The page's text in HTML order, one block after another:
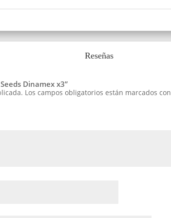
Reseñas
Dinamex x3”
Los campos obligatorios están marcados con